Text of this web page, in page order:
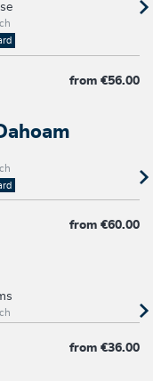
from €56.00
from €60.00
from €36.00